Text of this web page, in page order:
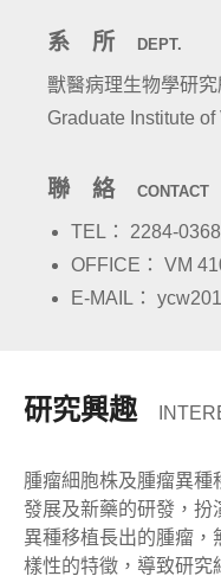
系 所 DEPT.
獸醫病理生物學研究
Graduate Institute
聯 絡 CONTACT
TEL： 2284-
OFFICE： VM
E-MAIL：
研究興趣